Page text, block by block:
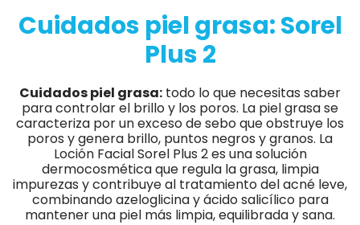
Cuidados piel grasa: Sorel
Plus 2
Cuidados piel grasa: todo lo que necesitas saber
para controlar el brillo y los poros. La piel grasa se
caracteriza por un exceso de sebo que obstruye los
poros y genera brillo, puntos negros y granos. La
Loción Facial Sorel Plus 2 es una solución
dermocosmética que regula la grasa, limpia
impurezas y contribuye al tratamiento del acné leve,
combinando azeloglicina y ácido salicílico para
mantener una piel más limpia, equilibrada y sana.